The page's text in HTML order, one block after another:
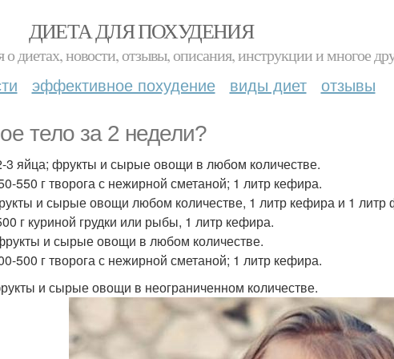
ДИЕТА ДЛЯ ПОХУДЕНИЯ
диетах, новости, отзывы, описания, инструкции и многое
эффективное похудение виды диет отзывы
тело за 2 недели?
3 яйца; фрукты и сырые овощи в любом количестве.
550 г творога с нежирной сметаной; 1 литр кефира.
и сырые овощи любом количестве, 1 литр кефира и 1 литр
г куриной грудки или рыбы, 1 литр кефира.
и сырые овощи в любом количестве.
500 г творога с нежирной сметаной; 1 литр кефира.
и сырые овощи в неограниченном количестве.